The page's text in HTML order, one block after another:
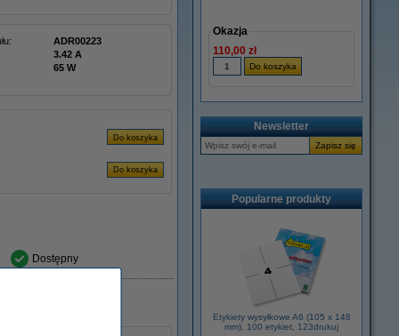
ADR00223
3.42 A
65 W
Dostępny
Okazja
110,00 zł
Newsletter
Popularne produkty
Etykiety wysyłkowe A6 (105 x 148
mm), 100 etykiet, 123drukuj